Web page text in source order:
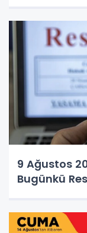
9 Ağustos
Bugünkü